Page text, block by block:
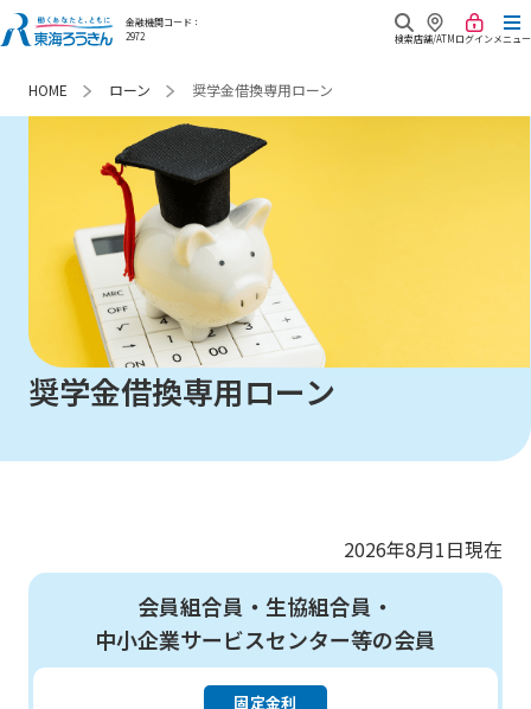
金融機関コード：
2972
検索店舗/ATMログインメニュー
重要な
お知らせ
東海ろうきん
商品・サービス
口座開設
預金・資産運用
ローン
各種サービス
相続
金利・手数料
来店相談予約
Webローン申込み
よくあるご質問
各種お問合せ
各種帳票ダウンロード
HOME ローン 奨学金借換専用ローン
奨学金借換専用ローン
2026年8月1日現在
会員組合員・生協組合員・
中小企業サービスセンター等の会員
固定金利